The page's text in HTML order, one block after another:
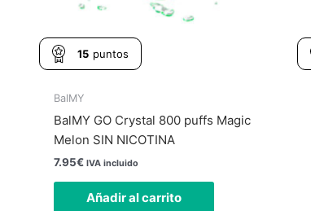
15 puntos
BalMY
BalMY GO Crystal 800 puffs Magic
Melon SIN NICOTINA
7.95€ IVA incluido
Añadir al carrito